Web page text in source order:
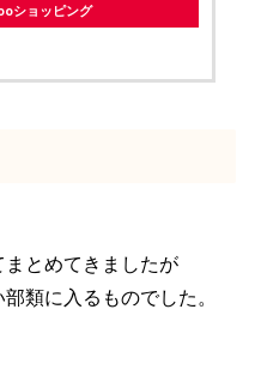
ショッピング
まとめてきましたが
類に入るものでした。